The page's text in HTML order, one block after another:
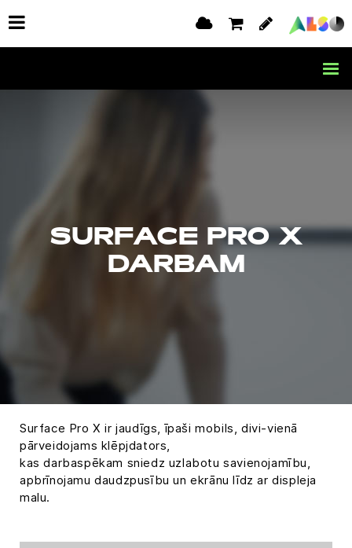
SURFACE PRO X
DARBAM
Surface Pro X ir jaudīgs, īpaši mobils, divi-vienā
pārveidojams klēpjdators,
kas darbaspēkam sniedz uzlabotu savienojamību,
apbrīnojamu daudzpusību un ekrānu līdz ar displeja
malu.